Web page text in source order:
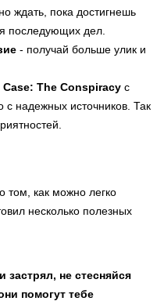
ждать, пока достигнешь
последующих дел.
- получай больше улик и
Case: The Conspiracy с
надежных источников. Так
том, как можно легко
несколько полезных
застрял, не стесняйся
помогут тебе